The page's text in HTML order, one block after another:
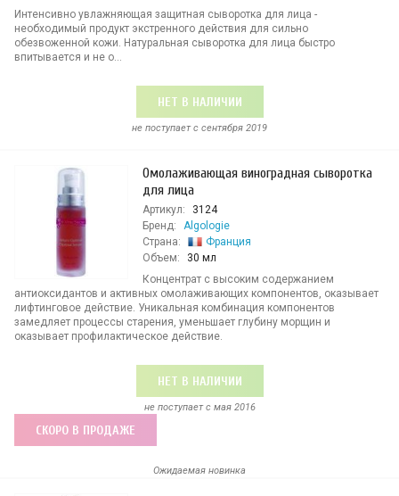
Интенсивно увлажняющая защитная сыворотка для лица -
необходимый продукт экстренного действия для сильно
обезвоженной кожи. Натуральная сыворотка для лица быстро
впитывается и не о...
НЕТ В НАЛИЧИИ
не поступает c сентября 2019
Омолаживающая виноградная сыворотка
для лица
Артикул:
3124
Бренд:
Algologie
Страна:
Франция
Объем:
30 мл
Концентрат с высоким содержанием
антиоксидантов и активных омолаживающих компонентов, оказывает
лифтинговое действие. Уникальная комбинация компонентов
замедляет процессы старения, уменьшает глубину морщин и
оказывает профилактическое действие.
НЕТ В НАЛИЧИИ
не поступает c мая 2016
СКОРО В ПРОДАЖЕ
Ожидаемая новинка